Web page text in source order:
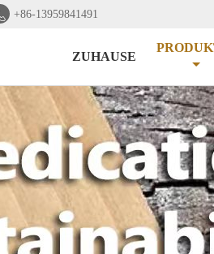
+86-13959841491
ZUHAUSE